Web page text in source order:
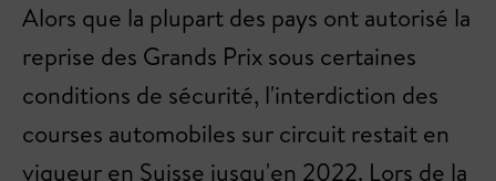
Alors que la plupart des pays ont autorisé la
reprise des Grands Prix sous certaines
conditions de sécurité, l'interdiction des
courses automobiles sur circuit restait en
vigueur en Suisse jusqu'en 2022. Lors de la